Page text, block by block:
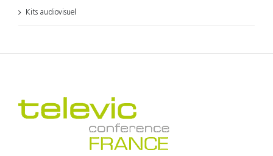
Kits audiovisuel